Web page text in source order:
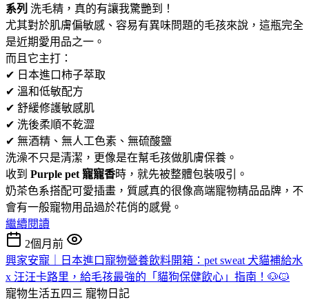
系列 洗毛精，真的有讓我驚艷到！
尤其對於肌膚偏敏感、容易有異味問題的毛孩來說，這瓶完全
是近期愛用品之一。
而且它主打：
✔ 日本進口柿子萃取
✔ 溫和低敏配方
✔ 舒緩修護敏感肌
✔ 洗後柔順不乾澀
✔ 無酒精、無人工色素、無硫酸鹽
洗澡不只是清潔，更像是在幫毛孩做肌膚保養。
收到 Purple pet 寵寵香時，就先被整體包裝吸引。
奶茶色系搭配可愛插畫，質感真的很像高端寵物精品品牌，不
會有一般寵物用品過於花俏的感覺。
繼續閱讀
2個月前
興家安寵｜日本進口寵物營養飲料開箱：pet sweat 犬貓補給水
x 汪汪卡路里，給毛孩最強的「貓狗保健飲心」指南！🐶🐱
寵物生活五四三 寵物日記